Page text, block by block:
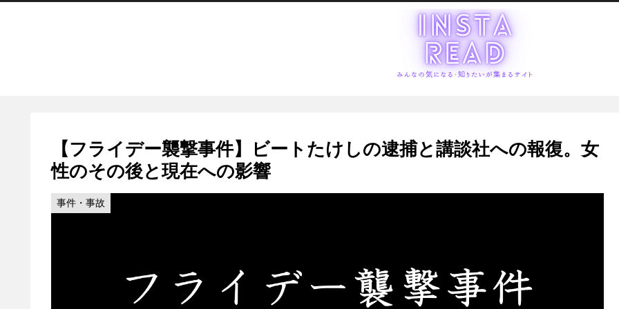
【フライデー襲撃事件】ビートたけしの逮捕と講談社への報復。女
性のその後と現在への影響
事件・事故